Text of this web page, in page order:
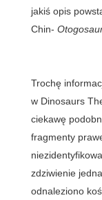
jakiś opis
Chin-
Trochę
w Dinosaurs
ciekawę
fragmenty
zdziwienie
odnaleziono